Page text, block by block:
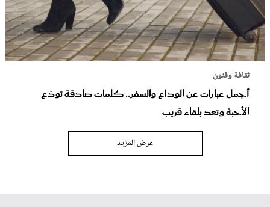
ثقافة وفنون
أجمل عبارات عن الوداع والسفر.. كلمات صادقة تودّع
الأحبة وتعد بلقاء قريب
عرض المزيد